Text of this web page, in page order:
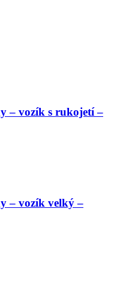
– vozík s rukojetí –
– vozík velký –